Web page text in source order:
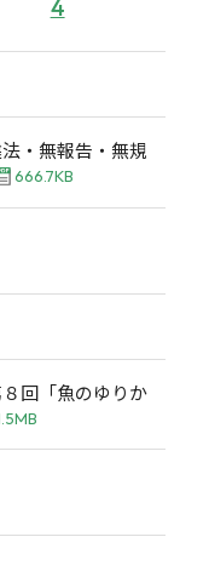
4
・無報告・無規
666.7KB
回「魚のゆりか